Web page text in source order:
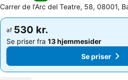
Carrer de l'Arc del Teatre, 58, 08001,
af 530 kr.
Se priser fra 13 hjemmesider
Se priser
af 530 kr.
Se priser fra 13 hjemmesider
Se priser